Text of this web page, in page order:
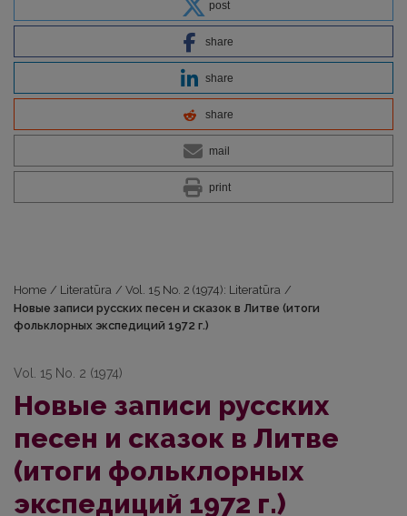
post
share
share
share
mail
print
Home / Literatūra / Vol. 15 No. 2 (1974): Literatūra /
Новые записи русских песен и сказок в Литве (итоги
фольклорных экспедиций 1972 г.)
Vol. 15 No. 2 (1974)
Новые записи русских
песен и сказок в Литве
(итоги фольклорных
экспедиций 1972 г.)